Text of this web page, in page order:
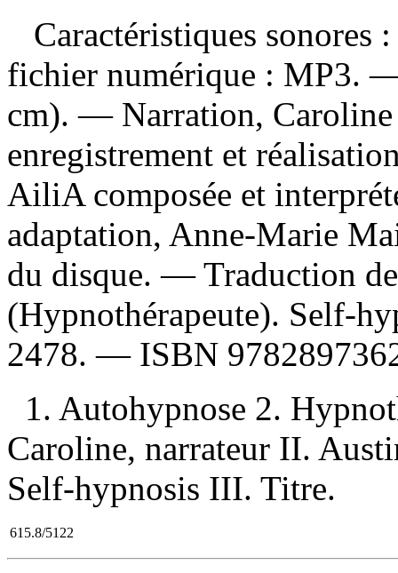
Caractéristiques sonores
fichier numérique : MP3.
cm). — Narration,
enregistrement et
AiliA composée et
adaptation, Anne-Marie
du disque. —Traduction
(Hypnothérapeute). Self-
2478. — ISBN
1. Autohypnose 2.
Caroline, narrateur II.
Self-hypnosis III. Titre.
615.8/5122